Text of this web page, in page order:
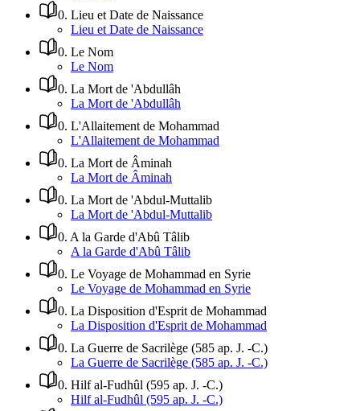
0. Lieu et Date de Naissance
Lieu et Date de Naissance
0. Le Nom
Le Nom
0. La Mort de 'Abdullâh
La Mort de 'Abdullâh
0. L'Allaitement de Mohammad
L'Allaitement de Mohammad
0. La Mort de Âminah
La Mort de Âminah
0. La Mort de 'Abdul-Muttalib
La Mort de 'Abdul-Muttalib
0. A la Garde d'Abû Tâlib
A la Garde d'Abû Tâlib
0. Le Voyage de Mohammad en Syrie
Le Voyage de Mohammad en Syrie
0. La Disposition d'Esprit de Mohammad
La Disposition d'Esprit de Mohammad
0. La Guerre de Sacrilège (585 ap. J. -C.)
La Guerre de Sacrilège (585 ap. J. -C.)
0. Hilf al-Fudhûl (595 ap. J. -C.)
Hilf al-Fudhûl (595 ap. J. -C.)